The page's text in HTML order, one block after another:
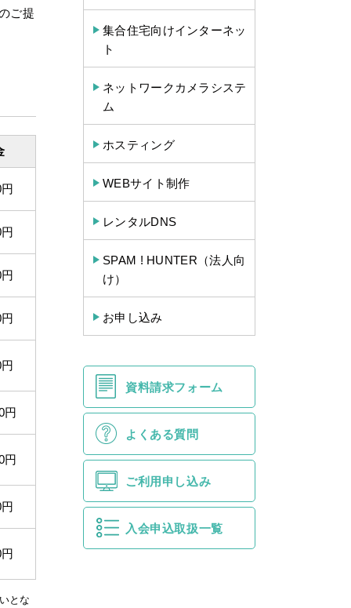
ご提
円
円
とな
集合住宅向けインターネッ
ト
ネットワークカメラシステ
ム
ホスティング
WEBサイト制作
レンタルDNS
SPAM ! HUNTER（法人向
け）
お申し込み
資料請求フォーム
よくある質問
ご利用申し込み
入会申込取扱一覧